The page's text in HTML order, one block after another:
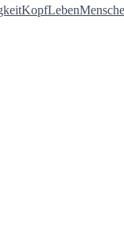
KopfLeben